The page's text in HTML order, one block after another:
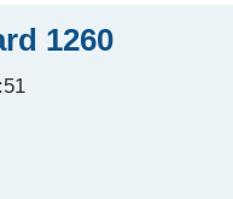
1260